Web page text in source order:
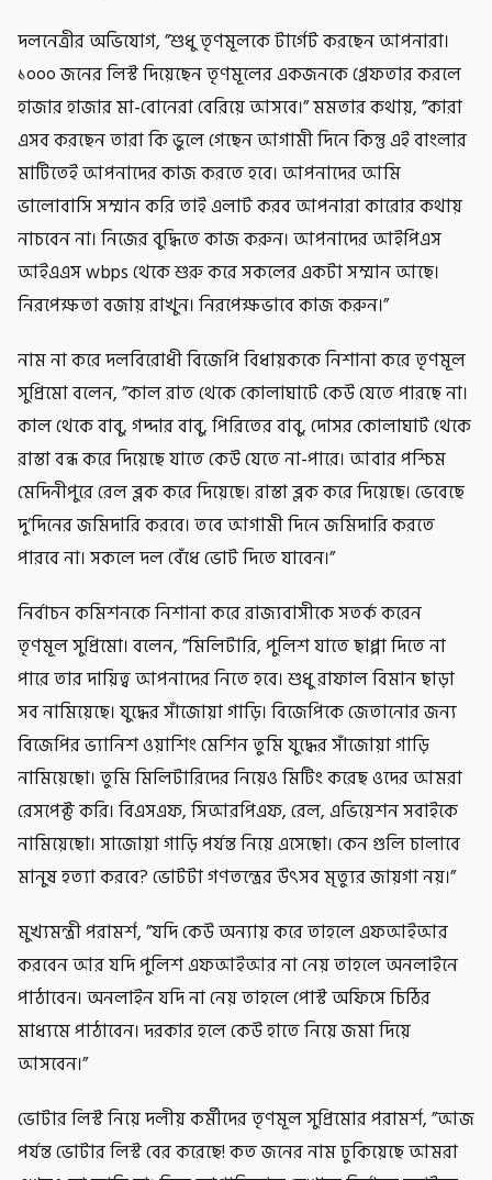
দলনেত্রীর অভিযোগ, ”শুধু তৃণমূলকে টার্গেট করছেন আপনারা।
১০০০ জনের লিস্ট দিয়েছেন তৃণমূলের একজনকে গ্রেফতার করলে
হাজার হাজার মা-বোনেরা বেরিয়ে আসবে।” মমতার কথায়, ”কারা
এসব করছেন তারা কি ভুলে গেছেন আগামী দিনে কিন্তু এই বাংলার
মাটিতেই আপনাদের কাজ করতে হবে। আপনাদের আমি
ভালোবাসি সম্মান করি তাই এলাট করব আপনারা কারোর কথায়
নাচবেন না। নিজের বুদ্ধিতে কাজ করুন। আপনাদের আইপিএস
আইএএস wbps থেকে শুরু করে সকলের একটা সম্মান আছে।
নিরপেক্ষতা বজায় রাখুন। নিরপেক্ষভাবে কাজ করুন।”
নাম না করে দলবিরোধী বিজেপি বিধায়ককে নিশানা করে তৃণমূল
সুপ্রিমো বলেন, ”কাল রাত থেকে কোলাঘাটে কেউ যেতে পারছে না।
কাল থেকে বাবু, গদ্দার বাবু, পিরিতের বাবু, দোসর কোলাঘাট থেকে
রাস্তা বন্ধ করে দিয়েছে যাতে কেউ যেতে না-পারে। আবার পশ্চিম
মেদিনীপুরে রেল ব্লক করে দিয়েছে। রাস্তা ব্লক করে দিয়েছে। ভেবেছে
দু’দিনের জমিদারি করবে। তবে আগামী দিনে জমিদারি করতে
পারবে না। সকলে দল বেঁধে ভোট দিতে যাবেন।”
নির্বাচন কমিশনকে নিশানা করে রাজ্যবাসীকে সতর্ক করেন
তৃণমূল সুপ্রিমো। বলেন, ”মিলিটারি, পুলিশ যাতে ছাপ্পা দিতে না
পারে তার দায়িত্ব আপনাদের নিতে হবে। শুধু রাফাল বিমান ছাড়া
সব নামিয়েছে। যুদ্ধের সাঁজোয়া গাড়ি। বিজেপিকে জেতানোর জন্য
বিজেপির ভ্যানিশ ওয়াশিং মেশিন তুমি যুদ্ধের সাঁজোয়া গাড়ি
নামিয়েছো। তুমি মিলিটারিদের নিয়েও মিটিং করেছ ওদের আমরা
রেসপেক্ট করি। বিএসএফ, সিআরপিএফ, রেল, এভিয়েশন সবাইকে
নামিয়েছো। সাজোয়া গাড়ি পর্যন্ত নিয়ে এসেছো। কেন গুলি চালাবে
মানুষ হত্যা করবে? ভোটটা গণতন্ত্রের উৎসব মৃত্যুর জায়গা নয়।”
মুখ্যমন্ত্রী পরামর্শ, ”যদি কেউ অন্যায় করে তাহলে এফআইআর
করবেন আর যদি পুলিশ এফআইআর না নেয় তাহলে অনলাইনে
পাঠাবেন। অনলাইন যদি না নেয় তাহলে পোস্ট অফিসে চিঠির
মাধ্যমে পাঠাবেন। দরকার হলে কেউ হাতে নিয়ে জমা দিয়ে
আসবেন।”
ভোটার লিস্ট নিয়ে দলীয় কর্মীদের তৃণমূল সুপ্রিমোর পরামর্শ, ”আজ
পর্যন্ত ভোটার লিস্ট বের করেছে! কত জনের নাম ঢুকিয়েছে আমরা